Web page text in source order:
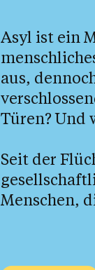
Asyl ist ein
aus,
Türen? Und
Seit der
Menschen,